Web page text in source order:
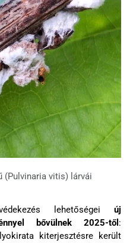
(Pulvinaria vitis) lárvái
lehetőségei új
bővülnek 2025-től :
kiterjesztésre került